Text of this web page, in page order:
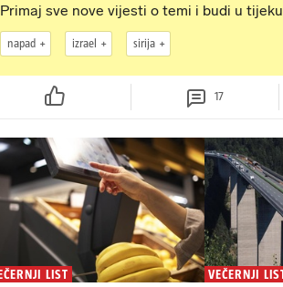
Primaj sve nove vijesti o temi i budi u tijeku
napad izrael sirija
17